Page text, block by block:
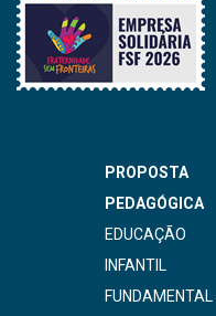
PROPOSTA
PEDAGÓGICA
EDUCAÇÃO
INFANTIL
FUNDAMENTAL